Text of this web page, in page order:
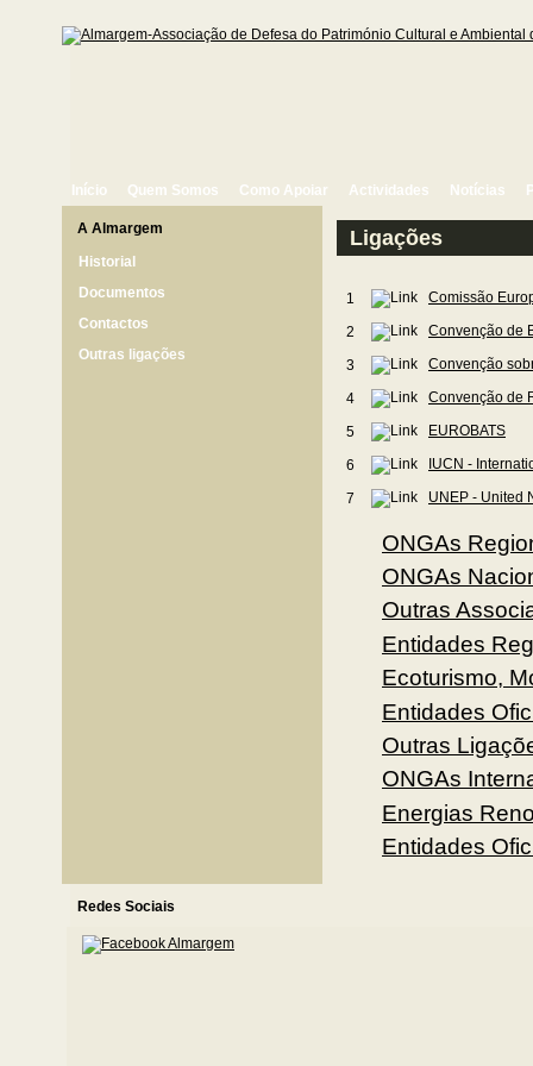
Início Quem Somos Como Apoiar Actividades Notícias
A Almargem
Historial
Documentos
Contactos
Outras ligações
Ligações
1 Comissão
2 Convenção de
3 Convenção
4 Convenção de
5 EUROBATS
6 IUCN -
7 UNEP - United
ONGAs
ONGAs
Outras
Entidades
Ecoturismo,
Entidades
Outras
ONGAs
Energias
Entidades
Redes Sociais